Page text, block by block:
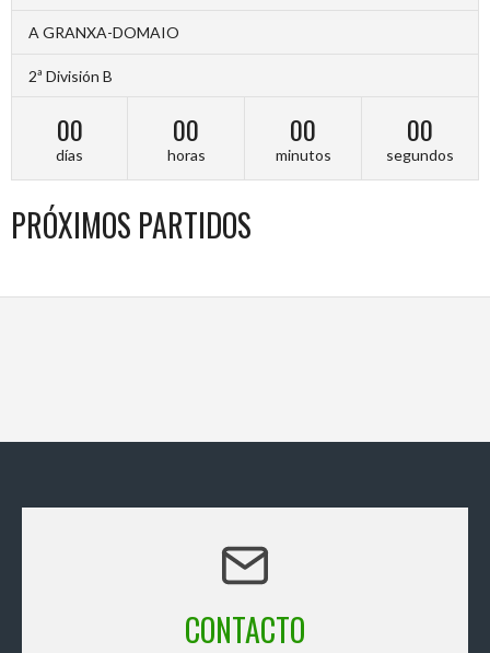
A GRANXA-DOMAIO
2ª División B
00
días
00
horas
00
minutos
00
segundos
PRÓXIMOS PARTIDOS
CONTACTO